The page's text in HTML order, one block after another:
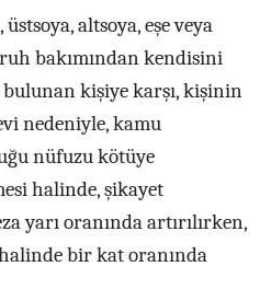
altsoya, eşe veya
bakımından kendisini
kişiye karşı, kişinin
nedeniyle, kamu
nüfuzu kötüye
halinde, şikayet
yarı oranında artırılırken,
bir kat oranında